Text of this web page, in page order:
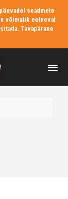
seadmete
võimalik eelneval
Tavapärane